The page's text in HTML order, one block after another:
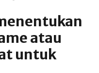
atau
untuk